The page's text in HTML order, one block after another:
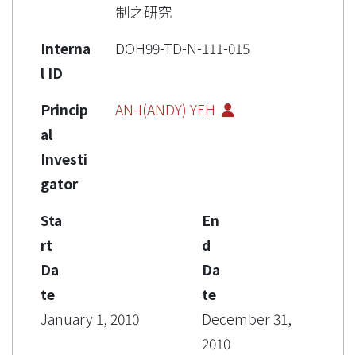
制之研究
Interna
l ID
DOH99-TD-N-111-015
Princip
al
Investi
gator
AN-I(ANDY) YEH
Sta
rt
Da
te
January 1, 2010
En
d
Da
te
December 31,
2010